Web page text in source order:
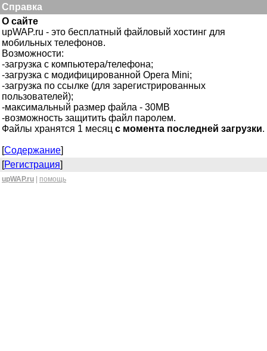
Справка
О сайте
upWAP.ru - это бесплатный файловый хостинг для
мобильных телефонов.
Возможности:
-загрузка с компьютера/телефона;
-загрузка с модифицированной Opera Mini;
-загрузка по ссылке (для зарегистрированных
пользователей);
-максимальный размер файла - 30MB
-возможность защитить файл паролем.
Файлы хранятся 1 месяц с момента последней загрузки.
[Содержание]
[Регистрация]
upWAP.ru помощь